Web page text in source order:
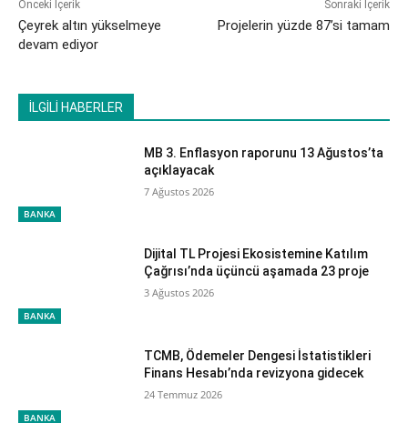
Önceki İçerik
Çeyrek altın yükselmeye
devam ediyor
Sonraki İçerik
Projelerin yüzde 87’si tamam
İLGİLİ HABERLER
BANKA
MB 3. Enflasyon raporunu 13 Ağustos’ta
açıklayacak
7 Ağustos 2026
BANKA
Dijital TL Projesi Ekosistemine Katılım
Çağrısı’nda üçüncü aşamada 23 proje
3 Ağustos 2026
BANKA
TCMB, Ödemeler Dengesi İstatistikleri
Finans Hesabı’nda revizyona gidecek
24 Temmuz 2026